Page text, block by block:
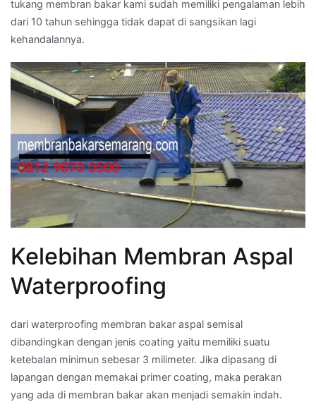
tukang membran bakar kami sudah memiliki pengalaman lebih
dari 10 tahun sehingga tidak dapat di sangsikan lagi
kehandalannya.
Kelebihan Membran Aspal
Waterproofing
dari waterproofing membran bakar aspal semisal
dibandingkan dengan jenis coating yaitu memiliki suatu
ketebalan minimun sebesar 3 milimeter. Jika dipasang di
lapangan dengan memakai primer coating, maka perakan
yang ada di membran bakar akan menjadi semakin indah.